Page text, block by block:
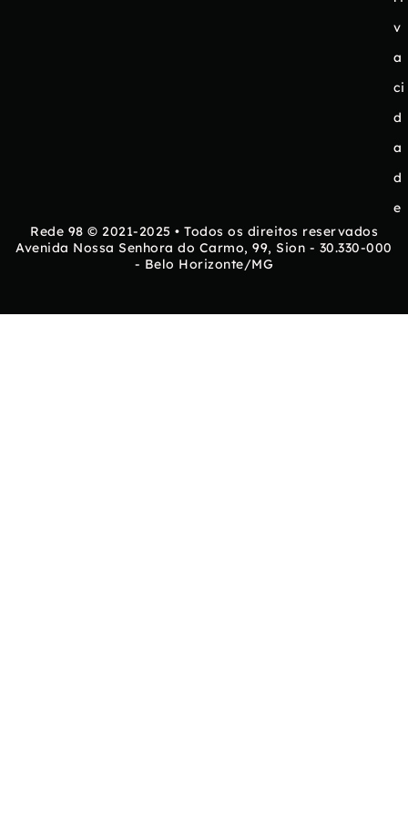
v
a
ci
d
a
d
e
Rede 98 © 2021-2025 • Todos os direitos reservados
Avenida Nossa Senhora do Carmo, 99, Sion - 30.330-000
- Belo Horizonte/MG